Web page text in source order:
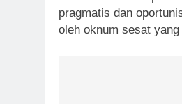
pragmatis dan
oleh oknum sesat